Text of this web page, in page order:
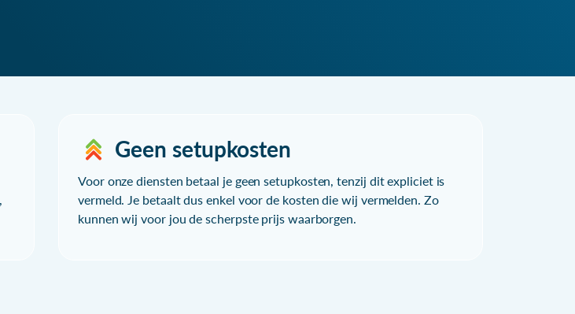
Geen setupkosten
Voor onze diensten betaal je geen setupkosten, tenzij dit expliciet is
vermeld. Je betaalt dus enkel voor de kosten die wij vermelden. Zo
kunnen wij voor jou de scherpste prijs waarborgen.